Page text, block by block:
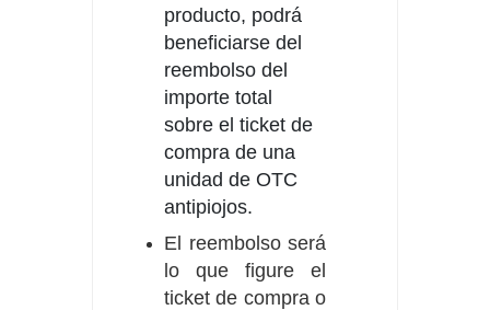
producto, podrá
beneficiarse del
reembolso del
importe total
sobre el ticket de
compra de una
unidad de OTC
antipiojos.
El reembolso será
lo que figure el
ticket de compra o